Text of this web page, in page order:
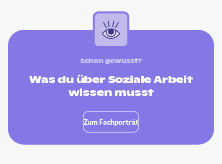
Schon gewusst?
Was du über Soziale Arbeit
wissen musst
Zum Fachporträt